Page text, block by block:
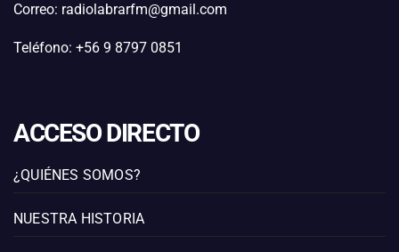
Correo: radiolabrarfm@gmail.com
Teléfono: +56 9 8797 0851
ACCESO DIRECTO
¿QUIÉNES SOMOS?
NUESTRA HISTORIA